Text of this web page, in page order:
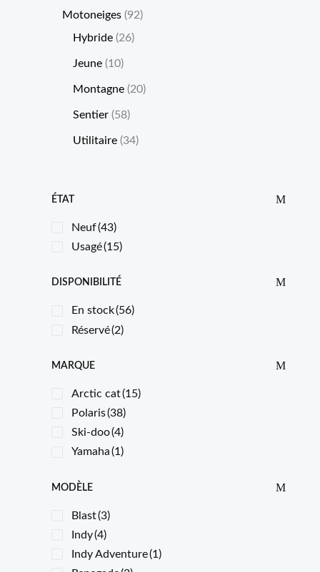
Motoneiges 92
Hybride 26
Jeune 10
Montagne 20
Sentier 58
Utilitaire 34
ÉTAT
Neuf(43)
Usagé(15)
DISPONIBILITÉ
En stock(56)
Réservé(2)
MARQUE
Arctic cat(15)
Polaris(38)
Ski-doo(4)
Yamaha(1)
MODÈLE
Blast(3)
Indy(4)
Indy Adventure(1)